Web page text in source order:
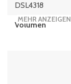
DSL4318
Volumen
MEHR ANZEIGEN